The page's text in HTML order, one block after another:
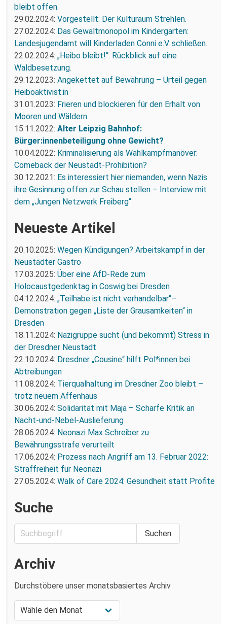
bleibt offen.
29.02.2024: Vorgestellt: Der Kulturaum Strehlen.
27.02.2024: Das Gewaltmonopol im Kindergarten:
Landesjugendamt will Kinderladen Conni e.V. schließen.
22.02.2024: „Heibo bleibt!“: Rückblick auf eine
Waldbesetzung.
29.12.2023: Angekettet auf Bewährung – Urteil gegen
Heiboaktivist:in
31.01.2023: Frieren und blockieren für den Erhalt von
Mooren und Wäldern
15.11.2022: Alter Leipzig Bahnhof:
Bürger:innenbeteiligung ohne Gewicht?
10.04.2022: Kriminalisierung als Wahlkampfmanöver:
Comeback der Neustadt-Prohibition?
30.12.2021: Es interessiert hier niemanden, wenn Nazis
ihre Gesinnung offen zur Schau stellen – Interview mit
dem „Jungen Netzwerk Freiberg“
Neueste Artikel
20.10.2025: Wegen Kündigungen? Arbeitskampf in der
Neustädter Gastro
17.03.2025: Über eine AfD-Rede zum
Holocaustgedenktag in Coswig bei Dresden
04.12.2024: „Teilhabe ist nicht verhandelbar“–
Demonstration gegen „Liste der Grausamkeiten“ in
Dresden
18.11.2024: Nazigruppe sucht (und bekommt) Stress in
der Dresdner Neustadt
22.10.2024: Dresdner „Cousine“ hilft Pol*innen bei
Abtreibungen
11.08.2024: Tierqualhaltung im Dresdner Zoo bleibt –
trotz neuem Affenhaus
30.06.2024: Solidarität mit Maja – Scharfe Kritik an
Nacht-und-Nebel-Auslieferung
28.06.2024: Neonazi Max Schreiber zu
Bewährungsstrafe verurteilt
17.06.2024: Prozess nach Angriff am 13. Februar 2022:
Straffreiheit für Neonazi
27.05.2024: Walk of Care 2024: Gesundheit statt Profite
Suche
Archiv
Durchstöbere unser monatsbasiertes Archiv